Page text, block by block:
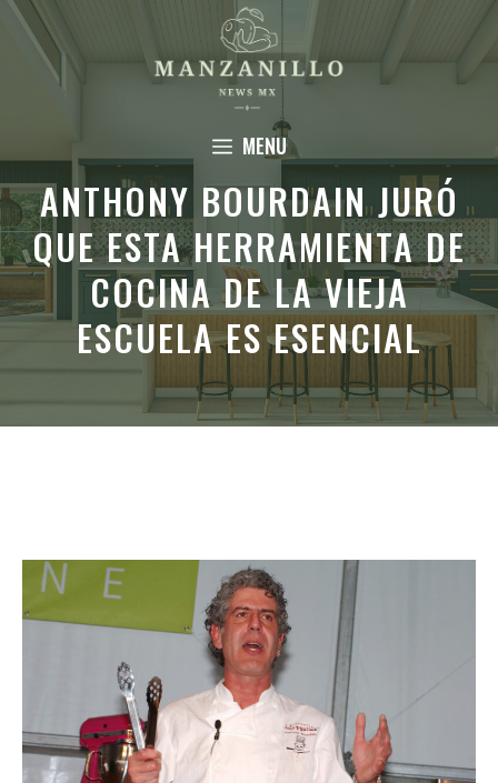
Saltar
contenido
MENU
ANTHONY BOURDAIN JURÓ
QUE ESTA HERRAMIENTA DE
COCINA DE LA VIEJA
ESCUELA ES ESENCIAL